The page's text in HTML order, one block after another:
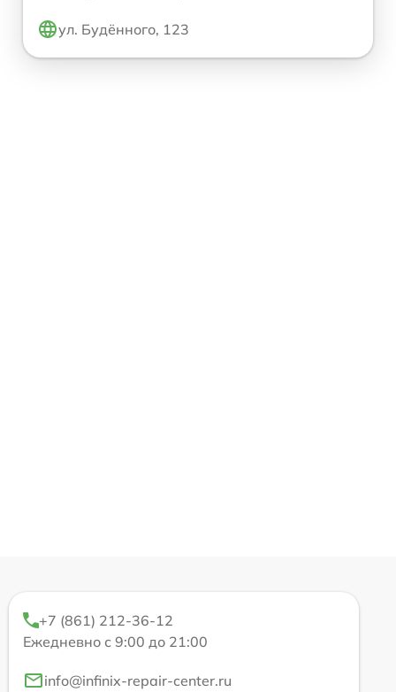
ул. Будённого, 123
+7 (861) 212-36-12
Ежедневно с 9:00 до 21:00
info@infinix-repair-center.ru